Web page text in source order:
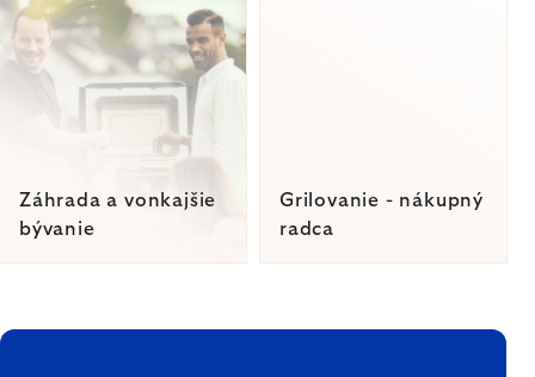
VÝPIS
ČLÁNKOV
Záhrada a vonkajšie
bývanie
Grilovanie - nákupný
radca
Ovládacie
ZÁPÄTIE